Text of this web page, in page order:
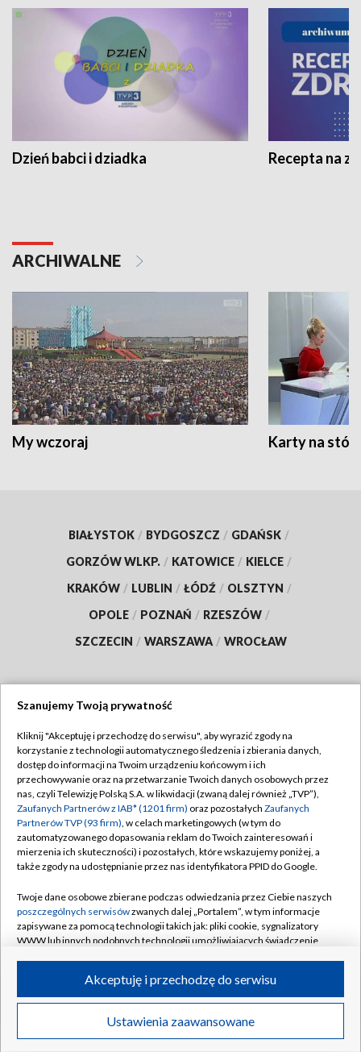
Dzień babci i dziadka Recepta na
ARCHIWALNE
My wczoraj Karty na
BIAŁYSTOK / BYDGOSZCZ / GDAŃSK /
GORZÓW WLKP. / KATOWICE / KIELCE /
KRAKÓW / LUBLIN / ŁÓDŹ / OLSZTYN /
OPOLE / POZNAŃ / RZESZÓW /
SZCZECIN / WARSZAWA / WROCŁAW
TVP
Abonament TVP
Emisja w TVP
Centrum informacji TVP
Naziemna Telewizja Cyfrowa
Rada Programowa
System NOS
Informacje o nadawcy
Program dla prasy
Ogłoszenie przetargowe
Regulamin TVP
Polityka prywatności
Moje zgody
Pomoc
Kontakt
Kanały
©2026 Telewizja Polska S.A. w likwidacji
Szanujemy Twoją prywatność
Kliknij "Akceptuję i przechodzę do serwisu", aby wyrazić zgody na
korzystanie z technologii automatycznego śledzenia i zbierania danych,
dostęp do informacji na Twoim urządzeniu końcowym i ich
przechowywanie oraz na przetwarzanie Twoich danych osobowych przez
nas, czyli Telewizję Polską S.A. w likwidacji (zwaną dalej również „TVP”),
Zaufanych Partnerów z IAB* (1201 firm) oraz pozostałych Zaufanych
Partnerów TVP (93 firm), w celach marketingowych (w tym do
zautomatyzowanego dopasowania reklam do Twoich zainteresowań i
mierzenia ich skuteczności) i pozostałych, które wskazujemy poniżej, a
także zgody na udostępnianie przez nas identyfikatora PPID do Google.
Twoje dane osobowe zbierane podczas odwiedzania przez Ciebie naszych
poszczególnych serwisówzwanych dalej „Portalem”, w tym informacje
zapisywane za pomocą technologii takich jak: pliki cookie, sygnalizatory
WWW lub innych podobnych technologii umożliwiających świadczenie
ruchu w Internecie.
Twoje dane osobowe zbierane podczas odwiedzania przez Ciebie
poszczególnych serwisówna Portalu, takie jak adresy IP, identyfikatory
Ustawienia zaawansowane
Akceptuję i przechodzę do serwisu